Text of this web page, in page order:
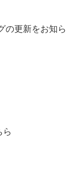
の更新をお知ら
ら